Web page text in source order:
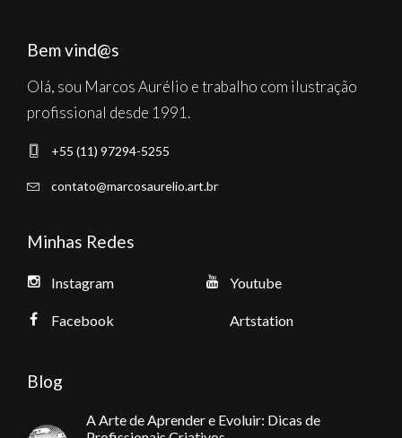
Bem vind@s
Olá, sou Marcos Aurélio e trabalho com ilustração
profissional desde 1991.
+55 (11) 97294-5255
contato@marcosaurelio.art.br
Minhas Redes
Instagram
Facebook
Youtube
Artstation
Blog
A Arte de Aprender e Evoluir: Dicas de